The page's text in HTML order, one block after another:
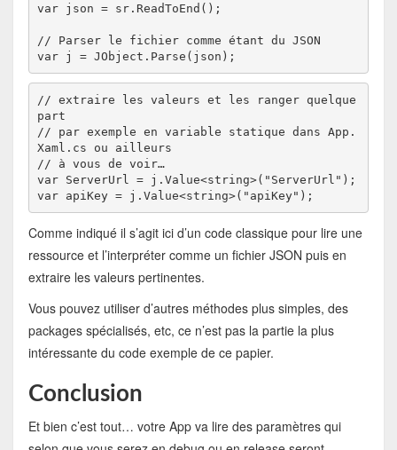
var json = sr.ReadToEnd();
// Parser le fichier comme étant du JSON
// extraire les valeurs et les ranger quelque
part
// par exemple en variable statique dans App.
Xaml.cs ou ailleurs
// à vous de voir…
var ServerUrl = j.Value<string>("ServerUrl");
var apiKey = j.Value<string>("apiKey");
Comme indiqué il s’agit ici d’un code classique pour lire une
ressource et l’interpréter comme un fichier JSON puis en
extraire les valeurs pertinentes.
Vous pouvez utiliser d’autres méthodes plus simples, des
packages spécialisés, etc, ce n’est pas la partie la plus
intéressante du code exemple de ce papier.
Conclusion
Et bien c’est tout… votre App va lire des paramètres qui